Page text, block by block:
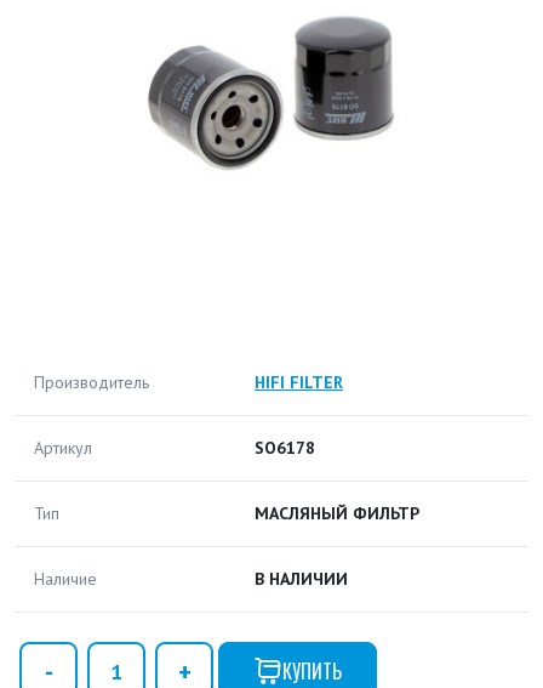
Производитель HIFI FILTER
Артикул SO6178
Тип МАСЛЯНЫЙ ФИЛЬТР
Наличие В НАЛИЧИИ
КУПИТЬ